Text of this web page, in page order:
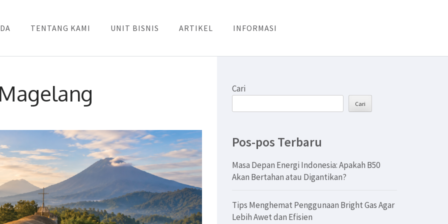
TENTANG KAMI UNIT BISNIS ARTIKEL INFORMASI
Cari
Cari
Pos-pos Terbaru
Masa Depan Energi Indonesia: Apakah B50
Akan Bertahan atau Digantikan?
Tips Menghemat Penggunaan Bright Gas Agar
Lebih Awet dan Efisien